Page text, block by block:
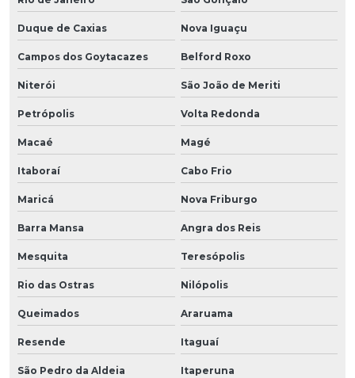
Duque de Caxias Nova Iguaçu
Campos dos Goytacazes Belford Roxo
Niterói São João de Meriti
Petrópolis Volta Redonda
Macaé Magé
Itaboraí Cabo Frio
Maricá Nova Friburgo
Barra Mansa Angra dos Reis
Mesquita Teresópolis
Rio das Ostras Nilópolis
Queimados Araruama
Resende Itaguaí
São Pedro da Aldeia Itaperuna